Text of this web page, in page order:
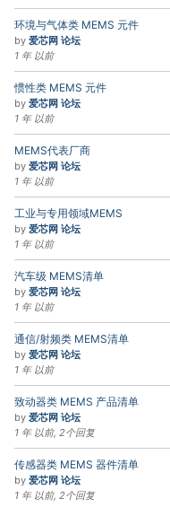
环境与气体类 MEMS 元件
by 爱芯网 论坛
1 年 以前
惯性类 MEMS 元件
by 爱芯网 论坛
1 年 以前
MEMS代表厂商
by 爱芯网 论坛
1 年 以前
工业与专用领域MEMS
by 爱芯网 论坛
1 年 以前
汽车级 MEMS清单
by 爱芯网 论坛
1 年 以前
通信/射频类 MEMS清单
by 爱芯网 论坛
1 年 以前
致动器类 MEMS 产品清单
by 爱芯网 论坛
1 年 以前, 2个回复
传感器类 MEMS 器件清单
by 爱芯网 论坛
1 年 以前, 2个回复